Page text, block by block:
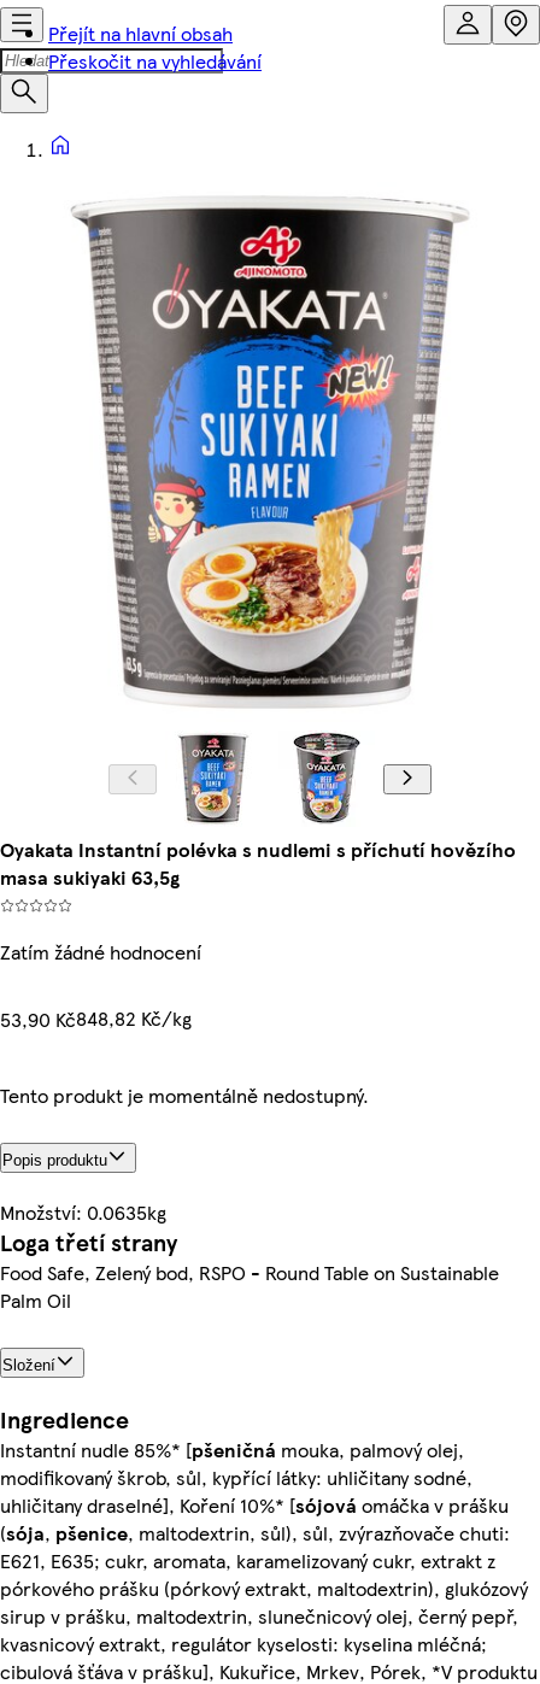
Přejít na hlavní obsah
Přeskočit na vyhledávání
Oyakata Instantní polévka s nudlemi s příchutí hovězího
masa sukiyaki 63,5g
Zatím žádné hodnocení
53,90 Kč848,82 Kč/kg
Tento produkt je momentálně nedostupný.
Popis produktu
Množství: 0.0635kg
Loga třetí strany
Food Safe, Zelený bod, RSPO - Round Table on Sustainable
Palm Oil
Složení
Ingredience
Instantní nudle 85%* [pšeničná mouka, palmový olej,
modifikovaný škrob, sůl, kypřící látky: uhličitany sodné,
uhličitany draselné], Koření 10%* [sójová omáčka v prášku
(sója, pšenice, maltodextrin, sůl), sůl, zvýrazňovače chuti:
E621, E635; cukr, aromata, karamelizovaný cukr, extrakt z
pórkového prášku (pórkový extrakt, maltodextrin), glukózový
sirup v prášku, maltodextrin, slunečnicový olej, černý pepř,
kvasnicový extrakt, regulátor kyselosti: kyselina mléčná;
cibulová šťáva v prášku], Kukuřice, Mrkev, Pórek, *V produktu